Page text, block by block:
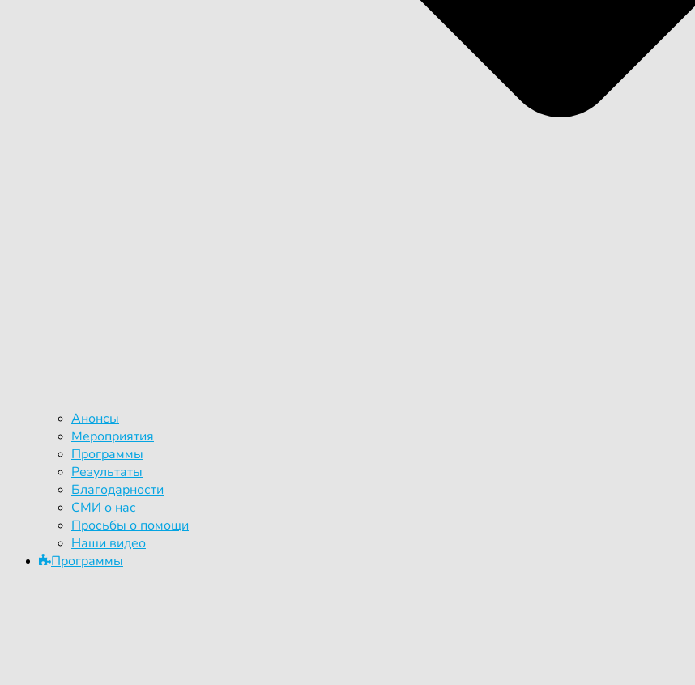
Анонсы
Мероприятия
Программы
Результаты
Благодарности
СМИ о нас
Просьбы о помощи
Наши видео
Программы